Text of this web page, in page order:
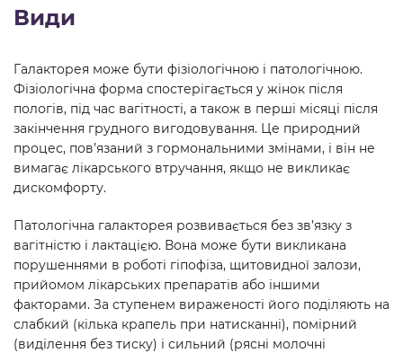
Види
Галакторея може бути фізіологічною і патологічною.
Фізіологічна форма спостерігається у жінок після
пологів, під час вагітності, а також в перші місяці після
закінчення грудного вигодовування. Це природний
процес, пов’язаний з гормональними змінами, і він не
вимагає лікарського втручання, якщо не викликає
дискомфорту.
Патологічна галакторея розвивається без зв’язку з
вагітністю і лактацією. Вона може бути викликана
порушеннями в роботі гіпофіза, щитовидної залози,
прийомом лікарських препаратів або іншими
факторами. За ступенем вираженості його поділяють на
слабкий (кілька крапель при натисканні), помірний
(виділення без тиску) і сильний (рясні молочні